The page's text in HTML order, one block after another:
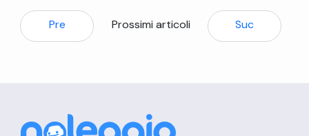
Pre Prossimi articoli Suc